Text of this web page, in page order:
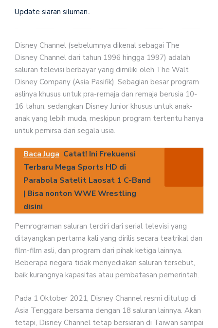
Update siaran siluman..
Disney Channel (sebelumnya dikenal sebagai The
Disney Channel dari tahun 1996 hingga 1997) adalah
saluran televisi berbayar yang dimiliki oleh The Walt
Disney Company (Asia Pasifik). Sebagian besar program
aslinya khusus untuk pra-remaja dan remaja berusia 10-
16 tahun, sedangkan Disney Junior khusus untuk anak-
anak yang lebih muda, meskipun program tertentu hanya
untuk pemirsa dari segala usia.
Baca Juga Catat! Ini Frekuensi
Terbaru Mega Sports HD di
Parabola Satelit Laosat 1 C-Band
| Bisa nonton WWE Wrestling
disini
Pemrograman saluran terdiri dari serial televisi yang
ditayangkan pertama kali yang dirilis secara teatrikal dan
film-film asli, dan program dari pihak ketiga lainnya.
Beberapa negara tidak menyediakan saluran tersebut,
baik kurangnya kapasitas atau pembatasan pemerintah.
Pada 1 Oktober 2021, Disney Channel resmi ditutup di
Asia Tenggara bersama dengan 18 saluran lainnya. Akan
tetapi, Disney Channel tetap bersiaran di Taiwan sampai